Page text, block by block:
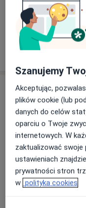
Ryszard
Internista,
Adresy (3)
Adres 1 Adres
Szanujemy
Akceptując,
plików cookie (lub
danych do celów
oparciu o Twoje
internetowych. W
zaktualizować swoje
ustawieniach
prywatności stron
w polityka cookies